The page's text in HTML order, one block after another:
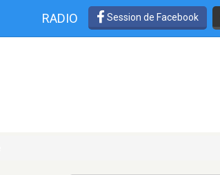
RADIO Session de Facebook